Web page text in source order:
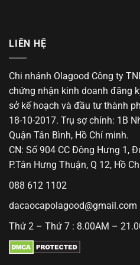
LIÊN HỆ
Chi nhánh Olagood Công ty
chứng nhận kinh doanh đăng
sở kế hoạch và đầu tư thành
18-10-2017. Trụ sợ chính: 1B
Quận Tân Bình, Hồ Chí minh.
CN: Số 904 CC Đông Hưng 1,
P.Tân Hưng Thuận, Q 12, Hồ
088 612 1102
dacaocapolagood@gmail.com
Thứ 2 – Thứ 7 : 8.00AM –